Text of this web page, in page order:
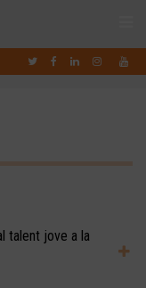
talent jove a la